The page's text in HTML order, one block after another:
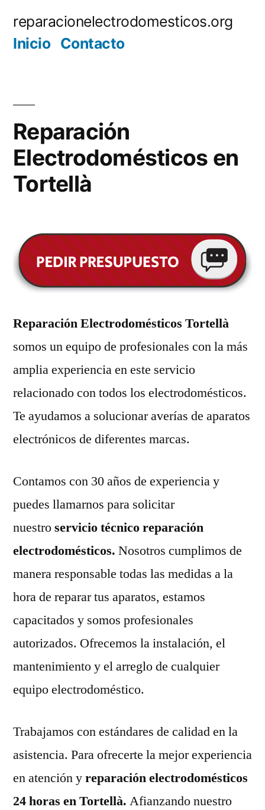
reparacionelectrodomesticos.org
Inicio Contacto
Reparación
Electrodomésticos en
Tortellà
Reparación Electrodomésticos Tortellà
somos un equipo de profesionales con la más
amplia experiencia en este servicio
relacionado con todos los electrodomésticos.
Te ayudamos a solucionar averías de aparatos
electrónicos de diferentes marcas.
Contamos con 30 años de experiencia y
puedes llamarnos para solicitar
nuestroservicio técnico reparación
electrodomésticos. Nosotros cumplimos de
manera responsable todas las medidas a la
hora de reparar tus aparatos, estamos
capacitados y somos profesionales
autorizados. Ofrecemos la instalación, el
mantenimiento y el arreglo de cualquier
equipo electrodoméstico.
Trabajamos con estándares de calidad en la
asistencia. Para ofrecerte la mejor experiencia
en atención yreparación electrodomésticos
24 horas en Tortellà. Afianzando nuestro